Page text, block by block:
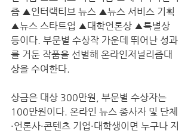
즘 ▲인터랙티브 뉴스 ▲뉴스 서비스 기획
▲뉴스 스타트업 ▲대학언론상 ▲특별상
등이다. 부문별 수상작 가운데 뛰어난 성과
를 거둔 작품을 선별해 온라인저널리즘대
상을 수여한다.
상금은 대상 300만원, 부문별 수상자는
100만원이다. 온라인 뉴스 종사자 및 단체
·언론사·콘텐츠 기업·대학생이면 누구나 지